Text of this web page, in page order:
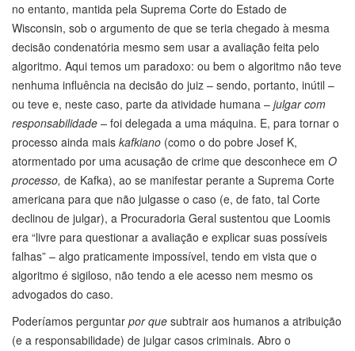
no entanto, mantida pela Suprema Corte do Estado de
Wisconsin, sob o argumento de que se teria chegado à mesma
decisão condenatória mesmo sem usar a avaliação feita pelo
algoritmo. Aqui temos um paradoxo: ou bem o algoritmo não teve
nenhuma influência na decisão do juiz – sendo, portanto, inútil –
ou teve e, neste caso, parte da atividade humana – julgar com
responsabilidade – foi delegada a uma máquina. E, para tornar o
processo ainda mais kafkiano (como o do pobre Josef K,
atormentado por uma acusação de crime que desconhece em O
processo, de Kafka), ao se manifestar perante a Suprema Corte
americana para que não julgasse o caso (e, de fato, tal Corte
declinou de julgar), a Procuradoria Geral sustentou que Loomis
era “livre para questionar a avaliação e explicar suas possíveis
falhas” – algo praticamente impossível, tendo em vista que o
algoritmo é sigiloso, não tendo a ele acesso nem mesmo os
advogados do caso.
Poderíamos perguntar por que subtrair aos humanos a atribuição
(e a responsabilidade) de julgar casos criminais. Abro o